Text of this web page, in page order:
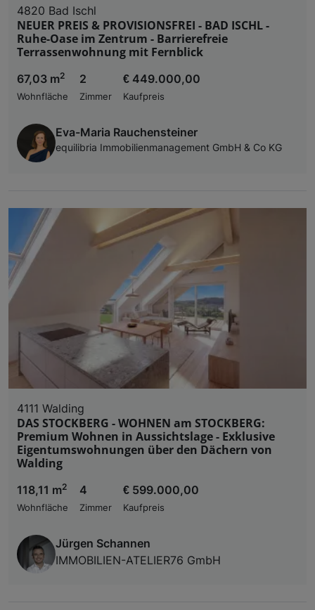
4820 Bad Ischl
NEUER PREIS & PROVISIONSFREI - BAD ISCHL -
Ruhe-Oase im Zentrum - Barrierefreie
Terrassenwohnung mit Fernblick
67,03 m2
Wohnfläche
2
Zimmer
€ 449.000,00
Kaufpreis
Eva-Maria Rauchensteiner
equilibria Immobilienmanagement GmbH & Co KG
4111 Walding
DAS STOCKBERG - WOHNEN am STOCKBERG:
Premium Wohnen in Aussichtslage - Exklusive
Eigentumswohnungen über den Dächern von
Walding
118,11 m2
Wohnfläche
4
Zimmer
€ 599.000,00
Kaufpreis
Jürgen Schannen
IMMOBILIEN-ATELIER76 GmbH